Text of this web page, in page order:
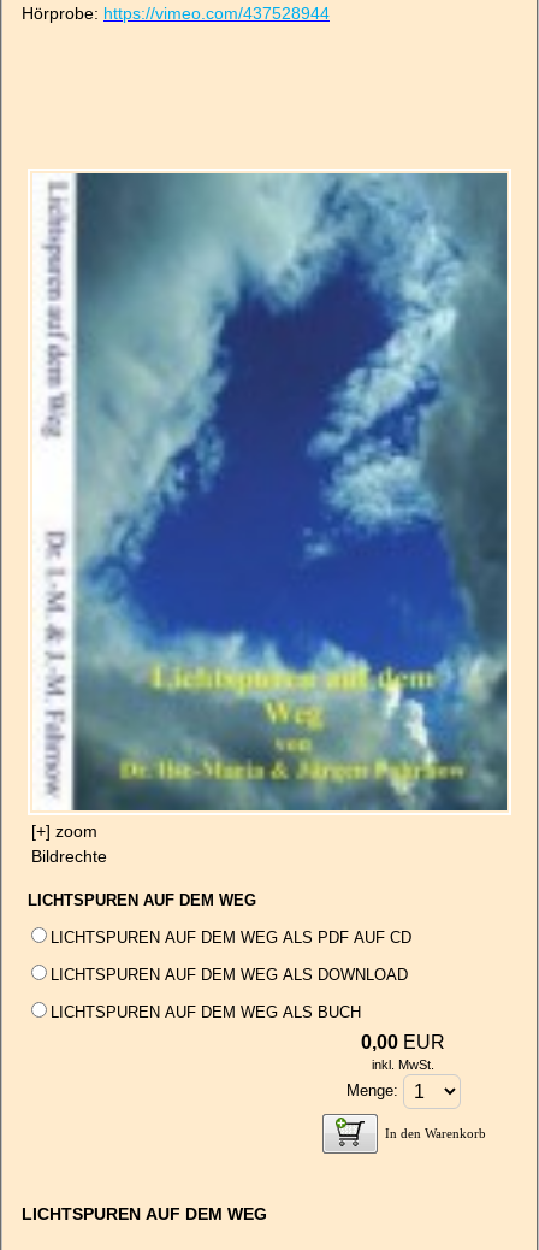
Hörprobe: https://vimeo.com/437528944
[+] zoom
Bildrechte
LICHTSPUREN AUF DEM WEG
LICHTSPUREN AUF DEM WEG ALS PDF AUF CD
LICHTSPUREN AUF DEM WEG ALS DOWNLOAD
LICHTSPUREN AUF DEM WEG ALS BUCH
0,00 EUR
inkl. MwSt.
Menge:
In den Warenkorb
LICHTSPUREN AUF DEM WEG